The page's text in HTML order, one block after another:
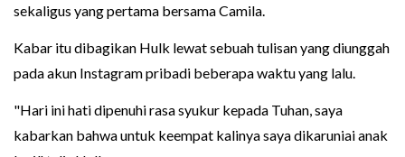
sekaligus yang pertama bersama Camila.
Kabar itu dibagikan Hulk lewat sebuah tulisan yang diunggah
pada akun Instagram pribadi beberapa waktu yang lalu.
"Hari ini hati dipenuhi rasa syukur kepada Tuhan, saya
kabarkan bahwa untuk keempat kalinya saya dikaruniai anak